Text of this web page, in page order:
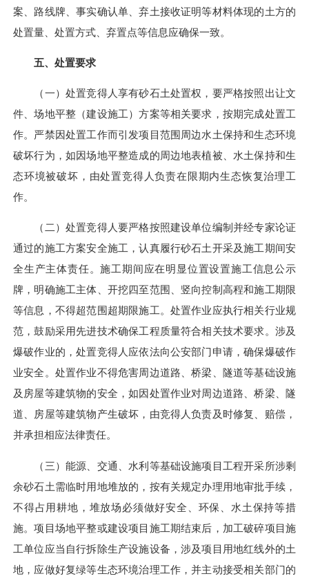
案、路线牌、事实确认单、弃土接收证明等材料体现的土方的
处置量、处置方式、弃置点等信息应确保一致。
五、处置要求
（一）处置竞得人享有砂石土处置权，要严格按照出让文
件、场地平整（建设施工）方案等相关要求，按期完成处置工
作。严禁因处置工作而引发项目范围周边水土保持和生态环境
破坏行为，如因场地平整造成的周边地表植被、水土保持和生
态环境被破坏，由处置竞得人负责在限期内生态恢复治理工
作。
（二）处置竞得人要严格按照建设单位编制并经专家论证
通过的施工方案安全施工，认真履行砂石土开采及施工期间安
全生产主体责任。施工期间应在明显位置设置施工信息公示
牌，明确施工主体、开挖四至范围、竖向控制高程和施工期限
等信息，不得超范围超期限施工。处置作业应执行相关行业规
范，鼓励采用先进技术确保工程质量符合相关技术要求。涉及
爆破作业的，处置竞得人应依法向公安部门申请，确保爆破作
业安全。处置作业不得危害周边道路、桥梁、隧道等基础设施
及房屋等建筑物的安全，如因处置作业对周边道路、桥梁、隧
道、房屋等建筑物产生破坏，由竞得人负责及时修复、赔偿，
并承担相应法律责任。
（三）能源、交通、水利等基础设施项目工程开采所涉剩
余砂石土需临时用地堆放的，按有关规定办理用地审批手续，
不得占用耕地，堆放场必须做好安全、环保、水土保持等措
施。项目场地平整或建设项目施工期结束后，加工破碎项目施
工单位应当自行拆除生产设施设备，涉及项目用地红线外的土
地，应做好复绿等生态环境治理工作，并主动接受相关部门的